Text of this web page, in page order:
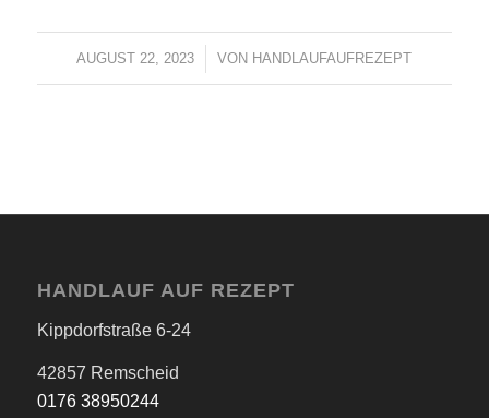
AUGUST 22, 2023
/ VON HANDLAUFAUFREZEPT
HANDLAUF AUF REZEPT
Kippdorfstraße 6-24
42857 Remscheid
0176 38950244